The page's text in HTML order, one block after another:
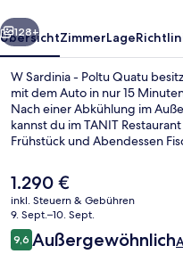
Weiter
128+
ÜbersichtZimmerLage
W Sardinia - Poltu Quatu
mit dem Auto in nur 15
Nach einer Abkühlung im
kannst du im TANIT
Frühstück und Abendessen
eine Poolbar und einen
Der
aktuelle
Preis
beträgt
1.290 €.
1.290 €
inkl. Steuern & Gebühren
9. Sept.–10. Sept.
Bewertungen
9,69,6 von 10.
Außergewöhnlich